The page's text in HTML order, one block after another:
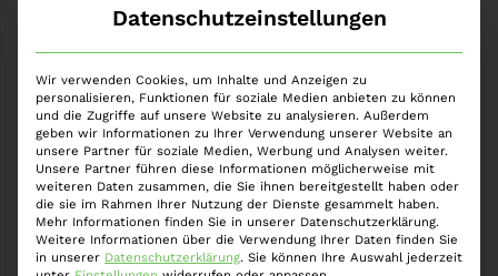
anwachsen. Rund 490 Millionen Menschen schauten
im Jahr 2021 eSport-Veranstaltungen – das waren
Deutschland erreichen die Umsätze einen (im
Vergleich dennoch stattlichen) niedrigen
dreistelligen Millionenbetrag. Angesichts dieser…
Weiter »
Datenschutzeinstellungen
Wir verwenden Cookies, um Inhalte und Anzeigen zu
personalisieren, Funktionen für soziale Medien anbieten zu können
und die Zugriffe auf unsere Website zu analysieren. Außerdem
geben wir Informationen zu Ihrer Verwendung unserer Website an
unsere Partner für soziale Medien, Werbung und Analysen weiter.
Unsere Partner führen diese Informationen möglicherweise mit
weiteren Daten zusammen, die Sie ihnen bereitgestellt haben oder
die sie im Rahmen Ihrer Nutzung der Dienste gesammelt haben.
Mehr Informationen finden Sie in unserer Datenschutzerklärung.
Weitere Informationen über die Verwendung Ihrer Daten finden Sie
in unserer Datenschutzerklärung. Sie können Ihre Auswahl jederzeit